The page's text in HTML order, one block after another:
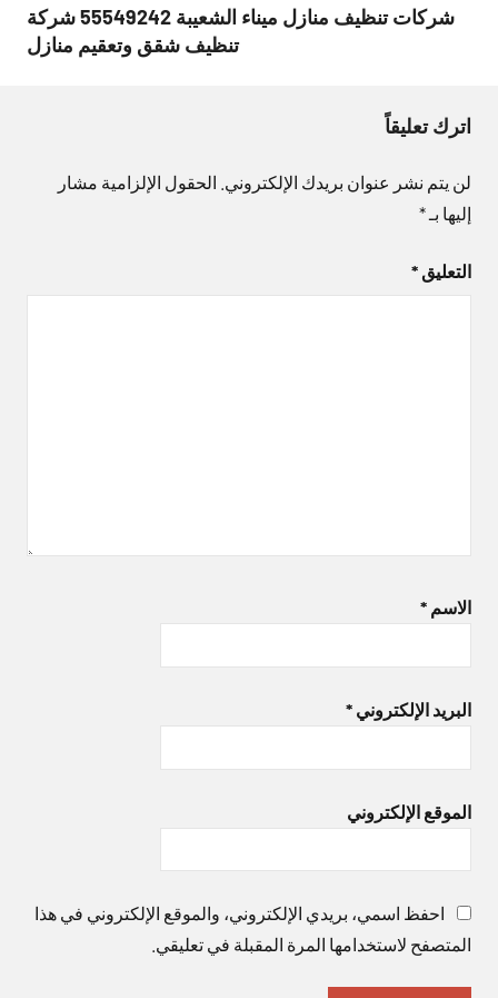
شركات تنظيف منازل ميناء الشعيبة 55549242 شركة
تنظيف شقق وتعقيم منازل
اترك تعليقاً
لن يتم نشر عنوان بريدك الإلكتروني. الحقول الإلزامية مشار
إليها بـ*
التعليق *
الاسم *
البريد الإلكتروني *
الموقع الإلكتروني
احفظ اسمي، بريدي الإلكتروني، والموقع الإلكتروني في هذا
المتصفح لاستخدامها المرة المقبلة في تعليقي.